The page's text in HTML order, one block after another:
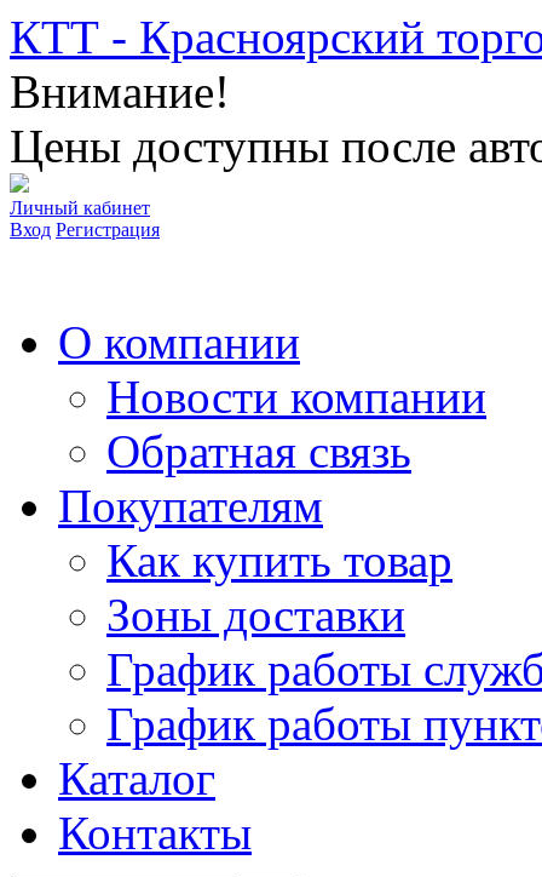
КТТ - Красноярский
Внимание!
Цены доступны после
Личный кабинет
Вход Регистрация
О компании
Новости компании
Обратная связь
Покупателям
Как купить товар
Зоны доставки
График работы
График работы
Каталог
Контакты